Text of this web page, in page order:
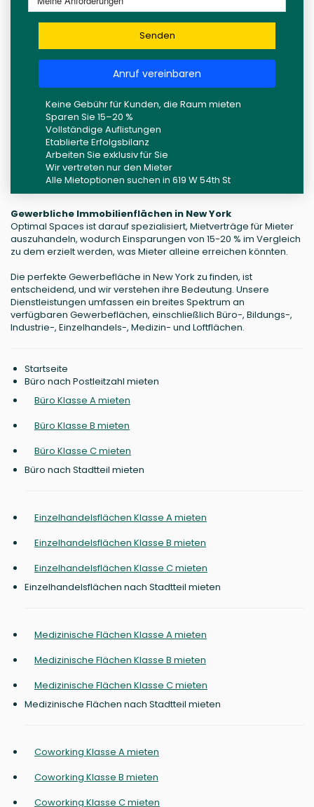
Senden
Anruf vereinbaren
Keine Gebühr für Kunden, die Raum mieten
Sparen Sie 15–20 %
Vollständige Auflistungen
Etablierte Erfolgsbilanz
Arbeiten Sie exklusiv für Sie
Wir vertreten nur den Mieter
Alle Mietoptionen suchen in 619 W 54th St
Gewerbliche Immobilienflächen in New York
Optimal Spaces ist darauf spezialisiert, Mietverträge für Mieter
auszuhandeln, wodurch Einsparungen von 15-20 % im Vergleich
zu dem erzielt werden, was Mieter alleine erreichen könnten.
Die perfekte Gewerbefläche in New York zu finden, ist
entscheidend, und wir verstehen ihre Bedeutung. Unsere
Dienstleistungen umfassen ein breites Spektrum an
verfügbaren Gewerbeflächen, einschließlich Büro-, Bildungs-,
Industrie-, Einzelhandels-, Medizin- und Loftflächen.
Startseite
Büro nach Postleitzahl mieten
Büro Klasse A mieten
Büro Klasse B mieten
Büro Klasse C mieten
Büro nach Stadtteil mieten
Einzelhandelsflächen Klasse A mieten
Einzelhandelsflächen Klasse B mieten
Einzelhandelsflächen Klasse C mieten
Einzelhandelsflächen nach Stadtteil mieten
Medizinische Flächen Klasse A mieten
Medizinische Flächen Klasse B mieten
Medizinische Flächen Klasse C mieten
Medizinische Flächen nach Stadtteil mieten
Coworking Klasse A mieten
Coworking Klasse B mieten
Coworking Klasse C mieten